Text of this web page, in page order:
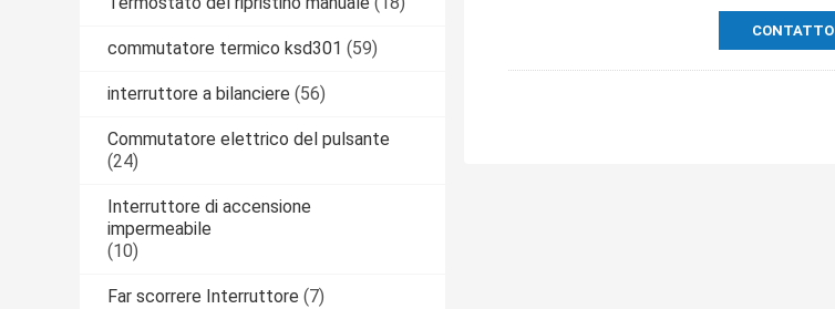
commutatore termico ksd301 (59)
interruttore a bilanciere (56)
Commutatore elettrico del pulsante
(24)
Interruttore di accensione
impermeabile
(10)
Far scorrere Interruttore (7)
CONTATTO